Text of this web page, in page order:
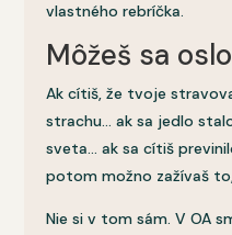
vlastného rebríčka.
Môžeš sa
Ak cítiš, že tvoje
strachu… ak sa jedlo
sveta… ak sa cítiš
potom možno zažívaš
Nie si v tom sám. V OA